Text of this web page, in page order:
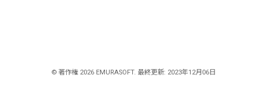
© 著作権 2026 EMURASOFT. 最終更新: 2023年12月06日